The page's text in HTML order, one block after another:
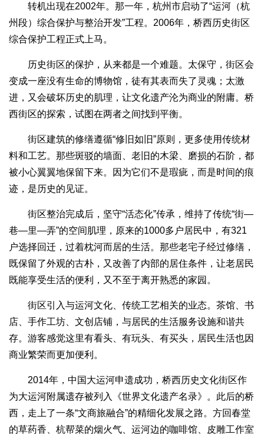
转机出现在2002年。那一年，杭州市启动了“运河（杭
州段）综合保护与整治开发”工程。2006年，桥西历史街区
综合保护工程正式上马。
历史街区的保护，从来都是一个难题。太保守，街区会
变成一座没有生命的博物馆，徒有其表而失了灵魂；太激
进，又会破坏历史的肌理，让文化遗产沦为商业的附庸。桥
西街区的探索，试图在两者之间找到平衡。
街区建筑的修缮遵循“修旧如旧”原则，更多使用传统材
料和工艺。那些斑驳的墙面、老旧的木梁、磨损的石阶，都
被小心翼翼地保留下来。因为它们不是瑕疵，而是时间的痕
迹，是历史的见证。
街区整治完成后，坚守“活态化”传承，维持了传统“街—
巷—里—弄”的空间肌理，原来的1000多户居民中，有321
户选择回迁，过着枕河而居的生活。那些老宅子经过修缮，
既保留了外观的古朴，又改善了内部的居住条件，让老居民
既能享受生活的便利，又不至于离开熟悉的家园。
街区引入与运河文化、传统工艺相关的业态。茶馆、书
店、手作工坊、文创店铺，与居民的生活服务设施和谐共
存。游客感觉这里有看头、有玩头、有买头，居民生活也因
商业繁荣而更加便利。
2014年，中国大运河申遗成功，桥西历史文化街区作
为大运河附属遗存被列入《世界文化遗产名录》。此后的桥
西，走上了一条“文商旅融合”的精细化发展之路。方回春堂
的草药香、杭帮菜的烟火气、运河边的咖啡馆、皮雕工作室